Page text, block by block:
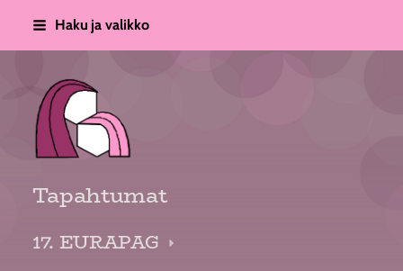
Siirry
sivun
Haku ja valikko
Suomen Lapsi- ja
Tapahtumat
17. EURAPAG